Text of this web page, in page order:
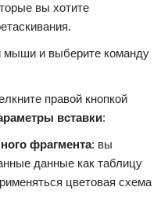
вы хотите
мыши и выберите команду
правой кнопкой
вставки:
фрагмента: вы
данные как таблицу
цветовая схема